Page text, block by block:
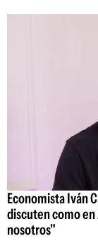
Economista Iván
discuten como
nosotros"